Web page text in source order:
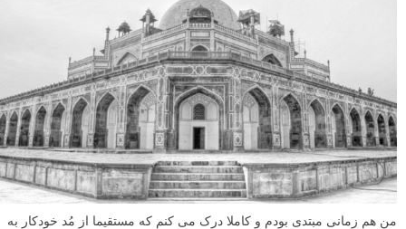
من هم زمانی مبتدی بودم و کاملا درک می کنم که مستقیما از مُد خودکار به